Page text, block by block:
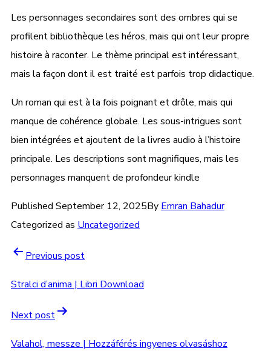
Les personnages secondaires sont des ombres qui se
profilent bibliothèque les héros, mais qui ont leur propre
histoire à raconter. Le thème principal est intéressant,
mais la façon dont il est traité est parfois trop didactique.
Un roman qui est à la fois poignant et drôle, mais qui
manque de cohérence globale. Les sous-intrigues sont
bien intégrées et ajoutent de la livres audio à l’histoire
principale. Les descriptions sont magnifiques, mais les
personnages manquent de profondeur kindle
Published September 12, 2025By Emran Bahadur
Categorized as Uncategorized
Previous post
Stralci d’anima | Libri Download
Next post
Valahol, messze | Hozzáférés ingyenes olvasáshoz